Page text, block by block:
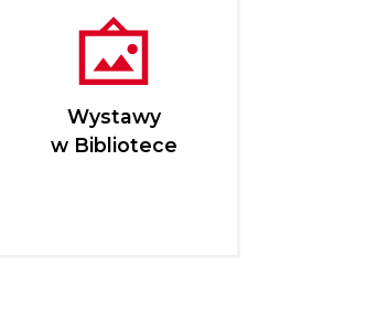
Wystawy
w Bibliotece